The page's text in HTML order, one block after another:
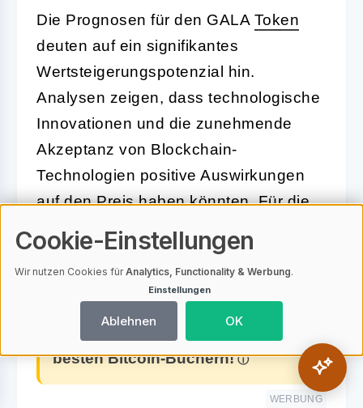
Die Prognosen für den GALA Token
deuten auf ein signifikantes
Wertsteigerungspotenzial hin.
Analysen zeigen, dass technologische
Innovationen und die zunehmende
Akzeptanz von Blockchain-
Technologien positive Auswirkungen
auf den Preis haben könnten. Für die
Jahre 2026 bis 2030 wird ein Anstieg
des Preises auf bis zu 0,33 USD
prognostiziert (Business Insider).
besten Bitcoin-Büchern!
WERBUNG
Cookie-Einstellungen
Wir nutzen Cookies fürAnalytics, Functionality & Werbung.
Einstellungen
Ablehnen OK